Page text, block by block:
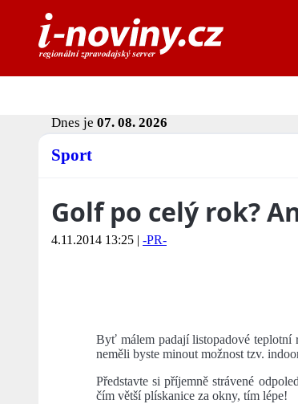
Dnes je 07. 08. 2026
Sport
Golf po celý rok?
4.11.2014 13:25 | -PR-
Byť málem padají listopadové teplotní
neměli byste minout možnost tzv.
Představte si příjemně strávené
čím větší plískanice za okny, tím lépe!